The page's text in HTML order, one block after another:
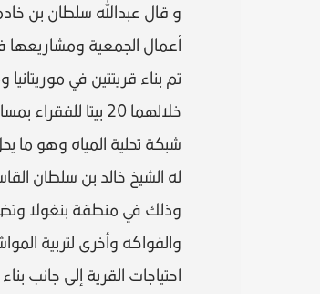
أعمال الجمعية ومشاريعها
تم بناء قريتتين في
شبكة تحلية المياه وهو ما
له الشيخ خالد بن سلطان
والفواكه وأخرى لتربية
احتياجات القرية إلى جانب